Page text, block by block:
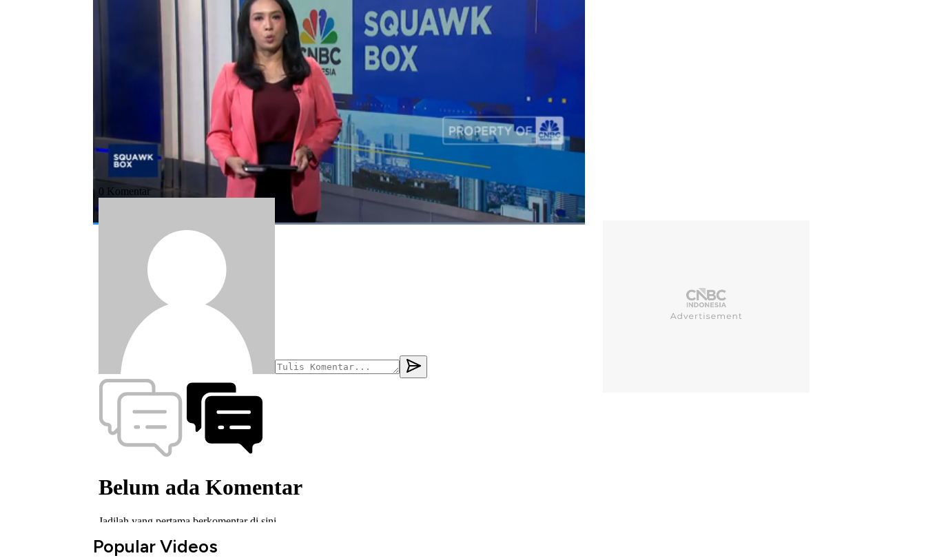
Selengkapnya dalam program Squawk Box CNBC Indonesia (Jumat, 01/11/2024) berikut ini.
#makan bergizi gratis
Popular Videos